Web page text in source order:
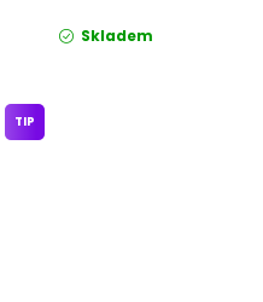
Skladem
TIP